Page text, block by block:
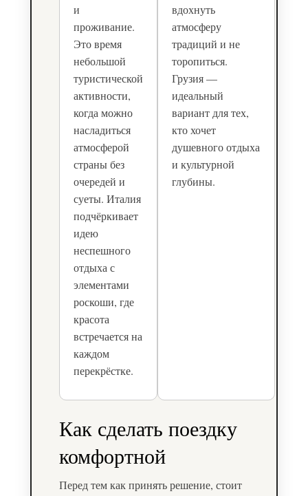
и
проживание.
Это время
небольшой
туристической
активности,
когда можно
насладиться
атмосферой
страны без
очередей и
суеты. Италия
подчёркивает
идею
неспешного
отдыха с
элементами
роскоши, где
красота
встречается на
каждом
перекрёстке.
вдохнуть
атмосферу
традиций и не
торопиться.
Грузия —
идеальный
вариант для тех,
кто хочет
душевного отдыха
и культурной
глубины.
Как сделать поездку
комфортной
Перед тем как принять решение, стоит